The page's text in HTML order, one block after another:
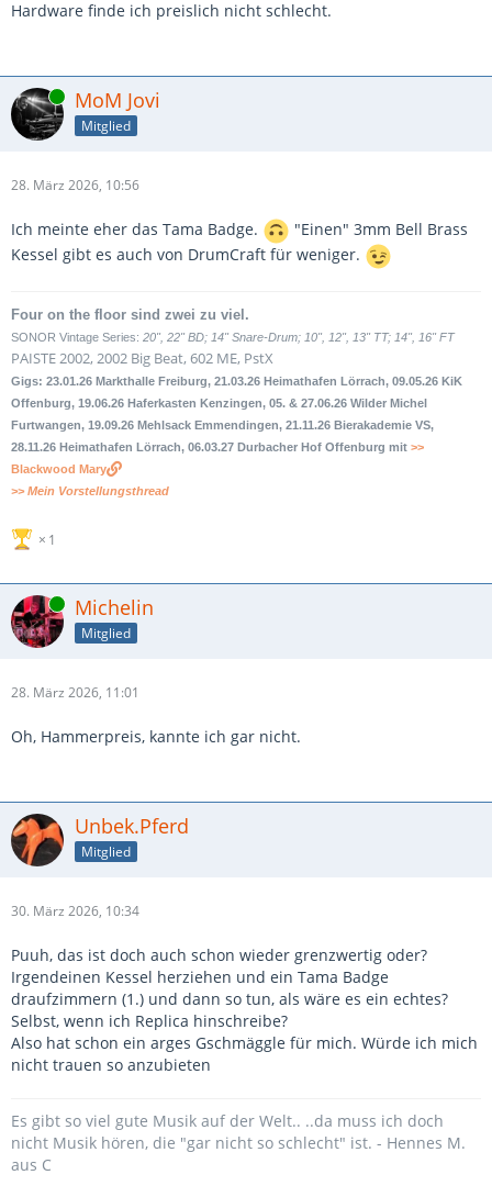
Hardware finde ich preislich nicht schlecht.
Online MoM Jovi
Mitglied
28. März 2026, 10:56
Ich meinte eher das Tama Badge.
"Einen" 3mm Bell Brass
Kessel gibt es auch von DrumCraft für weniger.
Four on the floor sind zwei zu viel.
SONOR Vintage Series: 20", 22" BD; 14" Snare-Drum; 10", 12", 13" TT; 14", 16" FT
PAISTE 2002, 2002 Big Beat, 602 ME, PstX
Gigs: 23.01.26 Markthalle Freiburg, 21.03.26 Heimathafen Lörrach, 09.05.26 KiK
Offenburg, 19.06.26 Haferkasten Kenzingen, 05. & 27.06.26 Wilder Michel
Furtwangen, 19.09.26 Mehlsack Emmendingen, 21.11.26 Bierakademie VS,
28.11.26 Heimathafen Lörrach, 06.03.27 Durbacher Hof Offenburg mit >>
Blackwood Mary
>> Mein Vorstellungsthread
1
Online Michelin
Mitglied
28. März 2026, 11:01
Oh, Hammerpreis, kannte ich gar nicht.
Unbek.Pferd
Mitglied
30. März 2026, 10:34
Puuh, das ist doch auch schon wieder grenzwertig oder?
Irgendeinen Kessel herziehen und ein Tama Badge
draufzimmern (1.) und dann so tun, als wäre es ein echtes?
Selbst, wenn ich Replica hinschreibe?
Also hat schon ein arges Gschmäggle für mich. Würde ich mich
nicht trauen so anzubieten
Es gibt so viel gute Musik auf der Welt.. ..da muss ich doch
nicht Musik hören, die "gar nicht so schlecht" ist. - Hennes M.
aus C